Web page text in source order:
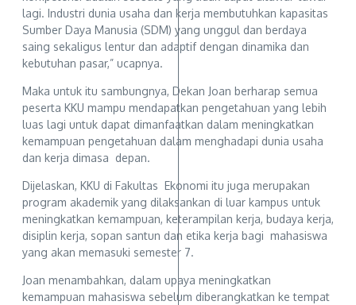
lagi. Industri dunia usaha dan kerja membutuhkan kapasitas
Sumber Daya Manusia (SDM) yang unggul dan berdaya
saing sekaligus lentur dan adaptif dengan dinamika dan
kebutuhan pasar,” ucapnya.
Maka untuk itu sambungnya, Dekan Joan berharap semua
peserta KKU mampu mendapatkan pengetahuan yang lebih
luas lagi untuk dapat dimanfaatkan dalam meningkatkan
kemampuan pengetahuan dalam menghadapi dunia usaha
dan kerja dimasa depan.
Dijelaskan, KKU di Fakultas Ekonomi itu juga merupakan
program akademik yang dilaksankan di luar kampus untuk
meningkatkan kemampuan, keterampilan kerja, budaya kerja,
disiplin kerja, sopan santun dan etika kerja bagi mahasiswa
yang akan memasuki semester 7.
Joan menambahkan, dalam upaya meningkatkan
kemampuan mahasiswa sebelum diberangkatkan ke tempat